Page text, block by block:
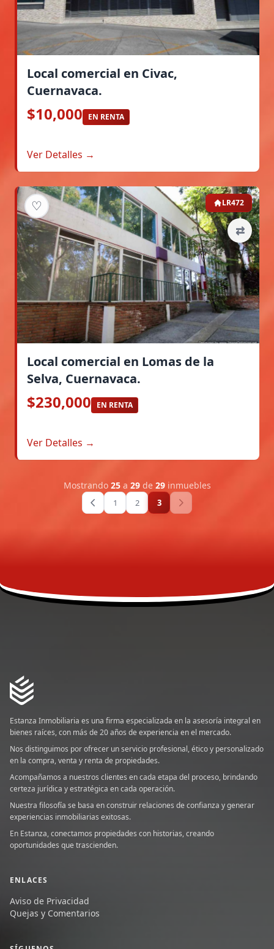
Local comercial en Civac,
Cuernavaca.
$10,000 EN RENTA
Ver Detalles →
♡
⇄
LR472
Local comercial en Lomas de la
Selva, Cuernavaca.
$230,000 EN RENTA
Ver Detalles →
Mostrando 25a 29de 29inmuebles
1 2 3
Estanza Inmobiliaria es una firma especializada en la asesoría integral en
bienes raíces, con más de 20 años de experiencia en el mercado.
Nos distinguimos por ofrecer un servicio profesional, ético y personalizado
en la compra, venta y renta de propiedades.
Acompañamos a nuestros clientes en cada etapa del proceso, brindando
certeza jurídica y estratégica en cada operación.
Nuestra filosofía se basa en construir relaciones de confianza y generar
experiencias inmobiliarias exitosas.
En Estanza, conectamos propiedades con historias, creando
oportunidades que trascienden.
ENLACES
Aviso de Privacidad
Quejas y Comentarios